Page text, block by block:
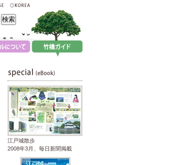
江戸城散歩
2008年3月、毎日新聞掲載